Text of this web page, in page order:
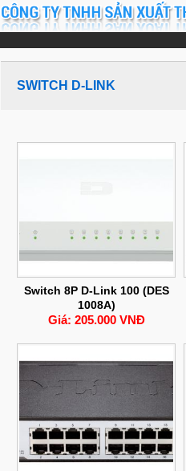
SWITCH D-LINK
Switch 8P D-Link 100 (DES
1008A)
Giá: 205.000 VNĐ